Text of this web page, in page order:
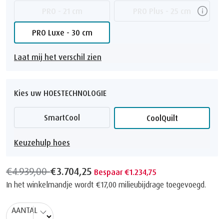
PRO Luxe - 30 cm
Laat mij het verschil zien
Kies uw HOESTECHNOLOGIE
SmartCool CoolQuilt
Keuzehulp hoes
€4.939,00€3.704,25 Bespaar €1.234,75
In het winkelmandje wordt €17,00 milieubijdrage toegevoegd.
AANTAL